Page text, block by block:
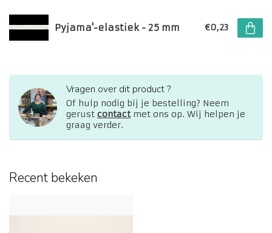
Pyjama'-elastiek - 25 mm €0,23
Vragen over dit product ?
Of hulp nodig bij je bestelling? Neem
gerust contactmet ons op. Wij helpen je
graag verder.
Recent bekeken